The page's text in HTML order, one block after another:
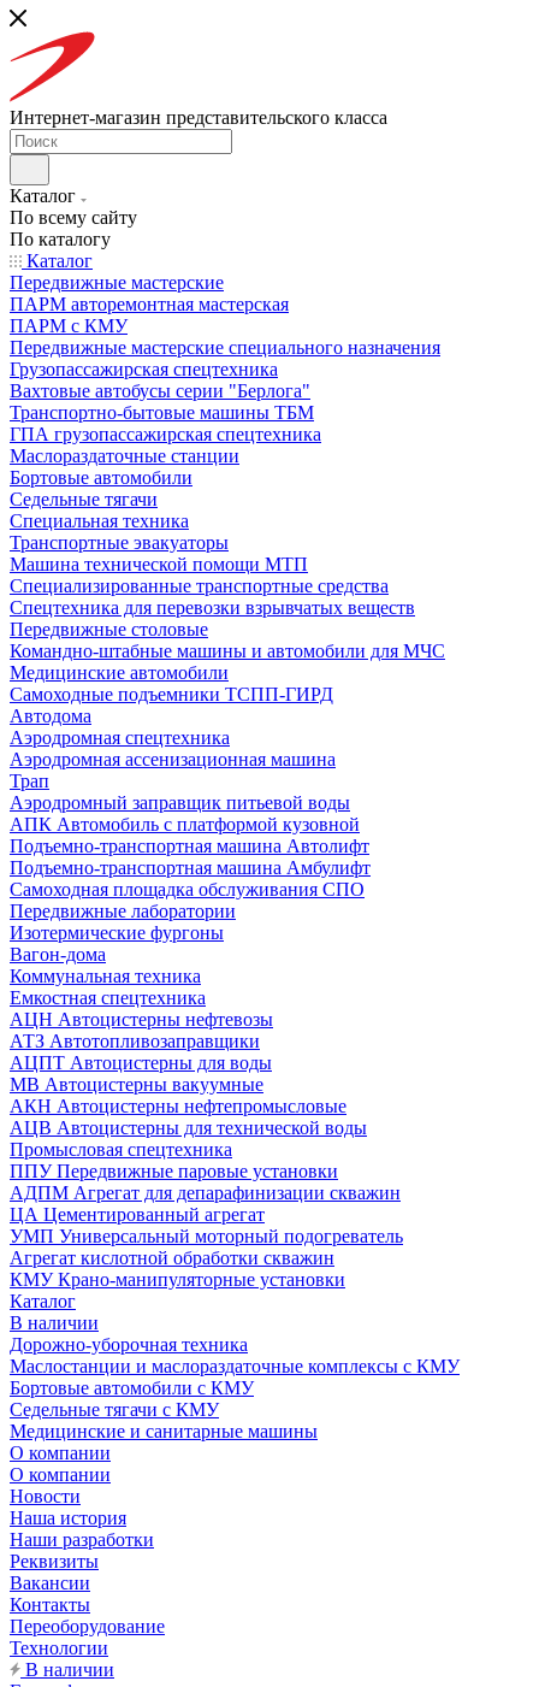
Интернет-магазин представительского класса
Каталог
По всему сайту
По каталогу
Каталог
Передвижные мастерские
ПАРМ авторемонтная мастерская
ПАРМ с КМУ
Передвижные мастерские специального назначения
Грузопассажирская спецтехника
Вахтовые автобусы серии "Берлога"
Транспортно-бытовые машины ТБМ
ГПА грузопассажирская спецтехника
Маслораздаточные станции
Бортовые автомобили
Седельные тягачи
Специальная техника
Транспортные эвакуаторы
Машина технической помощи МТП
Специализированные транспортные средства
Спецтехника для перевозки взрывчатых веществ
Передвижные столовые
Командно-штабные машины и автомобили для МЧС
Медицинские автомобили
Самоходные подъемники ТСПП-ГИРД
Автодома
Аэродромная спецтехника
Аэродромная ассенизационная машина
Трап
Аэродромный заправщик питьевой воды
АПК Автомобиль с платформой кузовной
Подъемно-транспортная машина Автолифт
Подъемно-транспортная машина Амбулифт
Самоходная площадка обслуживания СПО
Передвижные лаборатории
Изотермические фургоны
Вагон-дома
Коммунальная техника
Емкостная спецтехника
АЦН Автоцистерны нефтевозы
АТЗ Автотопливозаправщики
АЦПТ Автоцистерны для воды
МВ Автоцистерны вакуумные
АКН Автоцистерны нефтепромысловые
АЦВ Автоцистерны для технической воды
Промысловая спецтехника
ППУ Передвижные паровые установки
АДПМ Агрегат для депарафинизации скважин
ЦА Цементированный агрегат
УМП Универсальный моторный подогреватель
Агрегат кислотной обработки скважин
КМУ Крано-манипуляторные установки
Каталог
В наличии
Дорожно-уборочная техника
Маслостанции и маслораздаточные комплексы с КМУ
Бортовые автомобили с КМУ
Седельные тягачи с КМУ
Медицинские и санитарные машины
О компании
О компании
Новости
Наша история
Наши разработки
Реквизиты
Вакансии
Контакты
Переоборудование
Технологии
В наличии